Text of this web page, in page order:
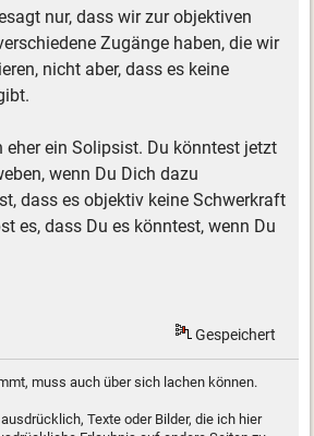
nur, dass wir zur objektiven
Zugänge haben, die wir
nicht aber, dass es keine
eher ein Solipsist. Du könntest jetzt
wenn Du Dich dazu
dass es objektiv keine Schwerkraft
es, dass Du es könntest, wenn Du
Gespeichert
muss auch über sich lachen können.
Texte oder Bilder, die ich hier